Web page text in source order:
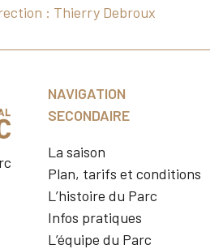
: Thierry Debroux
NAVIGATION
SECONDAIRE
La saison
Plan, tarifs et conditions
L’histoire du Parc
Infos pratiques
L’équipe du Parc